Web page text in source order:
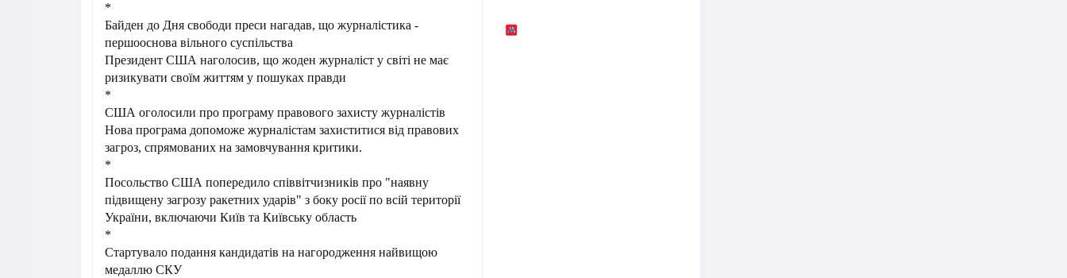
*
Байден до Дня свободи преси нагадав, що журналістика -
першооснова вільного суспільства
Президент США наголосив, що жоден журналіст у світі не має
ризикувати своїм життям у пошуках правди
*
США оголосили про програму правового захисту журналістів
Нова програма допоможе журналістам захиститися від правових
загроз, спрямованих на замовчування критики.
*
Посольство США попередило співвітчизників про "наявну
підвищену загрозу ракетних ударів" з боку росії по всій території
України, включаючи Київ та Київську область
*
Стартувало подання кандидатів на нагородження найвищою
медаллю СКУ